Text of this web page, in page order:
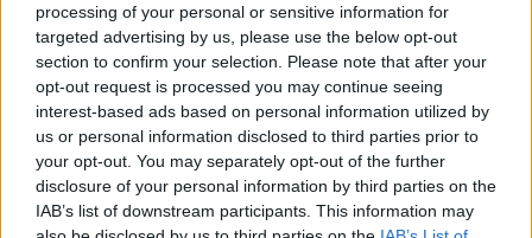
processing of your personal or sensitive information for
targeted advertising by us, please use the below opt-out
section to confirm your selection. Please note that after your
opt-out request is processed you may continue seeing
interest-based ads based on personal information utilized by
us or personal information disclosed to third parties prior to
your opt-out. You may separately opt-out of the further
disclosure of your personal information by third parties on the
IAB’s list of downstream participants. This information may
FORMA-1
Újra harcban a győzelemért – ez
hozza meg Lewis Hamilton
feltámadását